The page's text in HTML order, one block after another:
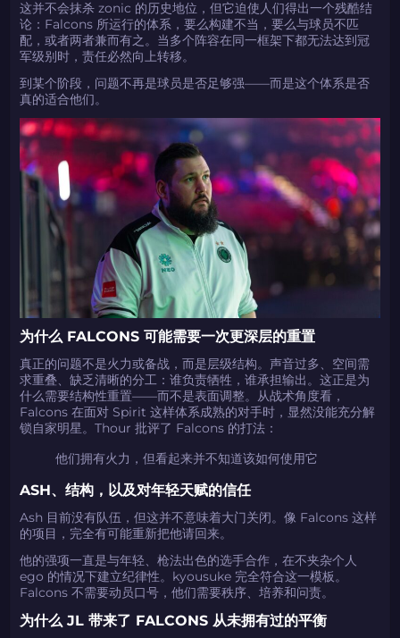
带上你的促销代码
只需抓取区域并将促销代码复制到剪贴板
2024LONG
如何使用促销代码
复制到剪贴板
如何使用促销代码
带上你的促销代码
如何使用促销代码
带上你的促销代码
由KARRIGAN倾情推荐
团队 THE MONGOLZ
CS2CODES.CN社区与电子竞技
这并不会抹杀 zonic 的历史地位，但它迫使人们得出一个残酷结
论：Falcons 所运行的体系，要么构建不当，要么与球员不匹
配，或者两者兼而有之。当多个阵容在同一框架下都无法达到冠
军级别时，责任必然向上转移。
到某个阶段，问题不再是球员是否足够强——而是这个体系是否
真的适合他们。
为什么 FALCONS 可能需要一次更深层的重置
真正的问题不是火力或备战，而是层级结构。声音过多、空间需
求重叠、缺乏清晰的分工：谁负责牺牲，谁承担输出。这正是为
什么需要结构性重置——而不是表面调整。从战术角度看，
Falcons 在面对 Spirit 这样体系成熟的对手时，显然没能充分解
锁自家明星。Thour 批评了 Falcons 的打法：
他们拥有火力，但看起来并不知道该如何使用它
ASH、结构，以及对年轻天赋的信任
Ash 目前没有队伍，但这并不意味着大门关闭。像 Falcons 这样
的项目，完全有可能重新把他请回来。
他的强项一直是与年轻、枪法出色的选手合作，在不夹杂个人
ego 的情况下建立纪律性。kyousuke 完全符合这一模板。
Falcons 不需要动员口号，他们需要秩序、培养和问责。
为什么 JL 带来了 FALCONS 从未拥有过的平衡